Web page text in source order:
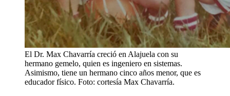
El Dr. Max Chavarría creció en Alajuela con su
hermano gemelo, quien es ingeniero en sistemas.
Asimismo, tiene un hermano cinco años menor, que es
educador físico. Foto: cortesía Max Chavarría.